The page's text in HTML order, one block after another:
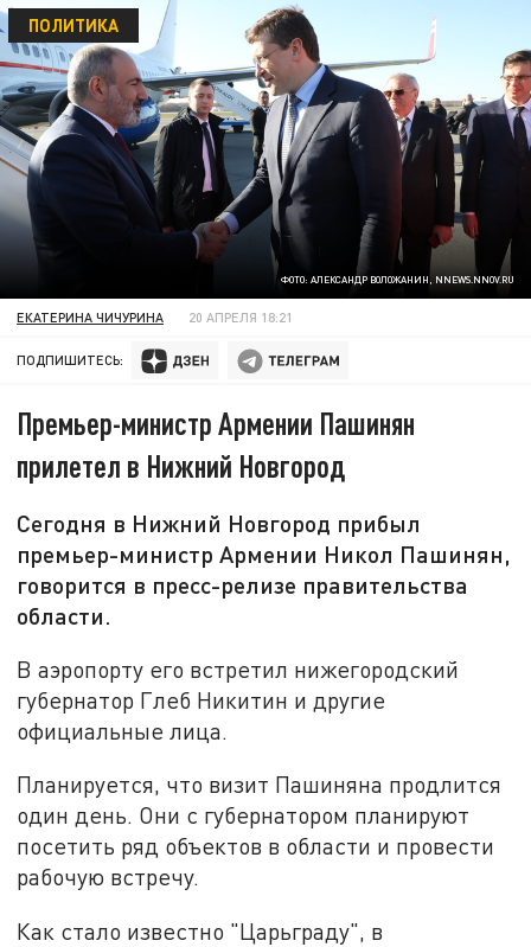
ФОТО: АЛЕКСАНДР ВОЛОЖАНИН, NNEWS.NNOV.RU
ПОЛИТИКА
ЕКАТЕРИНА ЧИЧУРИНА 20 АПРЕЛЯ 18:21
ПОДПИШИТЕСЬ:
Премьер-министр Армении Пашинян
прилетел в Нижний Новгород
Сегодня в Нижний Новгород прибыл
премьер-министр Армении Никол Пашинян,
говорится в пресс-релизе правительства
области.
В аэропорту его встретил нижегородский
губернатор Глеб Никитин и другие
официальные лица.
Планируется, что визит Пашиняна продлится
один день. Они с губернатором планируют
посетить ряд объектов в области и провести
рабочую встречу.
Как стало известно "Царьграду", в